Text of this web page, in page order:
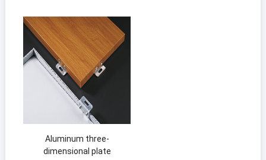
Aluminum three-
dimensional plate